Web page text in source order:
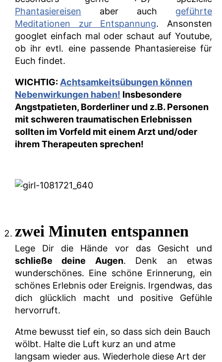
Phantasiereisen aber auch geführte
Meditationen zur Entspannung. Ansonsten
googlet einfach mal oder schaut auf Youtube,
ob ihr evtl. eine passende Phantasiereise für
Euch findet.
WICHTIG: Achtsamkeitsübungen können
Nebenwirkungen haben! Insbesondere
Angstpatieten, Borderliner und z.B. Personen
mit schweren traumatischen Erlebnissen
sollten im Vorfeld mit einem Arzt und/oder
ihrem Therapeuten sprechen!
zwei Minuten entspannen
Lege Dir die Hände vor das Gesicht und
schließe deine Augen. Denk an etwas
wunderschönes. Eine schöne Erinnerung, ein
schönes Erlebnis oder Ereignis. Irgendwas, das
dich glücklich macht und positive Gefühle
hervorruft.
Atme bewusst tief ein, so dass sich dein Bauch
wölbt. Halte die Luft kurz an und atme
langsam wieder aus. Wiederhole diese Art der